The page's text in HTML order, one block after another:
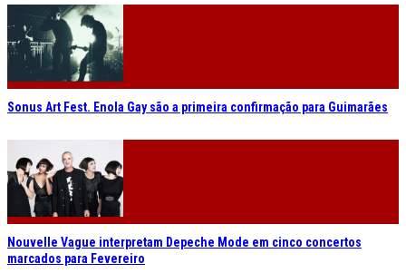
Sonus Art Fest. Enola Gay são a primeira confirmação para Guimarães
Nouvelle Vague interpretam Depeche Mode em cinco concertos
marcados para Fevereiro